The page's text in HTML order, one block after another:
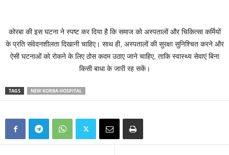
कोरबा की इस घटना ने स्पष्ट कर दिया है कि समाज को अस्पतालों और चिकित्सा कर्मियों
के प्रति संवेदनशीलता दिखानी चाहिए। साथ ही, अस्पतालों की सुरक्षा सुनिश्चित करने और
ऐसी घटनाओं को रोकने के लिए ठोस कदम उठाए जाने चाहिए, ताकि स्वास्थ्य सेवाएं बिना
किसी बाधा के जारी रह सकें।
TAGS NEW KORBA HOSPITAL